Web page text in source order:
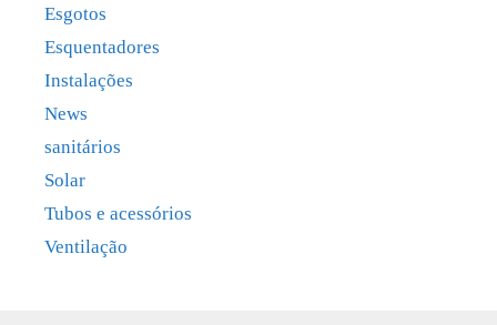
Esgotos
Esquentadores
Instalações
News
sanitários
Solar
Tubos e acessórios
Ventilação